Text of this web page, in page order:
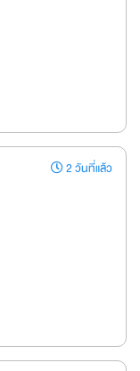
2 วันที่แล้ว